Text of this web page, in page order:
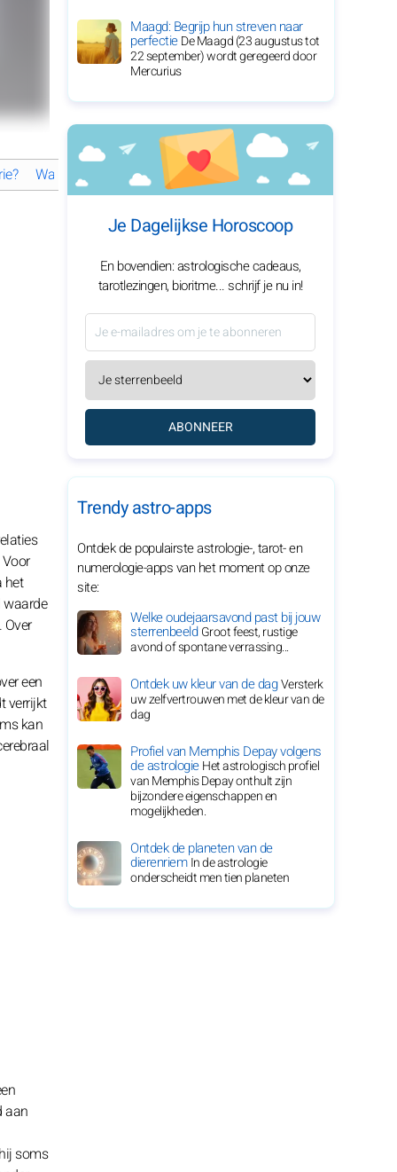
Wat maakt Mahershala Ali een opvallend talent?
het
waarde
een
verrijkt
kan
aan
soms
Maagd: Begrijp hun streven naar
perfectieDe Maagd (23 augustus tot
22 september) wordt geregeerd door
Mercurius
Je Dagelijkse Horoscoop
En bovendien: astrologische cadeaus,
tarotlezingen, bioritme... schrijf je nu in!
ABONNEER
Trendy astro-apps
Ontdek de populairste astrologie-, tarot- en
numerologie-apps van het moment op onze
site:
Welke oudejaarsavond past bij jouw
sterrenbeeldGroot feest, rustige
avond of spontane verrassing...
Ontdek uw kleur van de dagVersterk
uw zelfvertrouwen met de kleur van de
dag
Profiel van Memphis Depay volgens
de astrologieHet astrologisch profiel
van Memphis Depay onthult zijn
bijzondere eigenschappen en
mogelijkheden.
Ontdek de planeten van de
dierenriemIn de astrologie
onderscheidt men tien planeten